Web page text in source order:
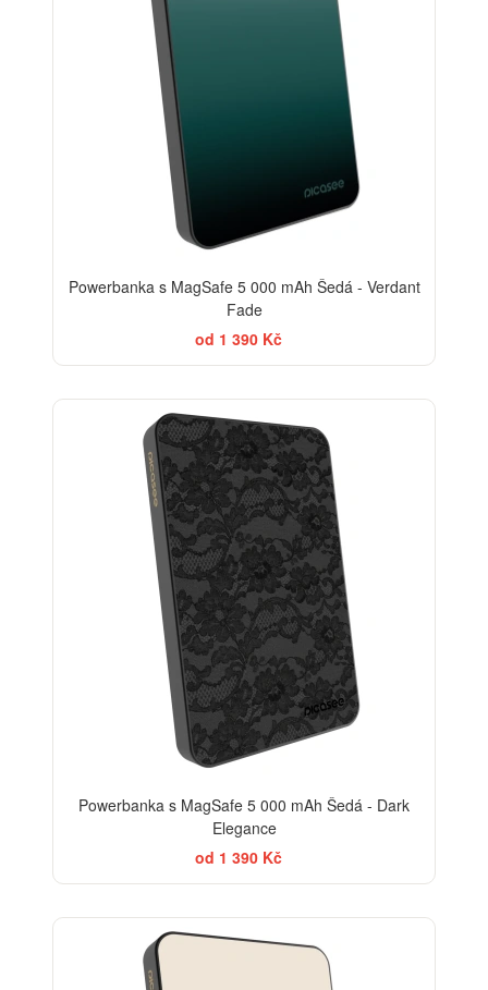
Powerbanka s MagSafe 5 000 mAh Šedá - Verdant
Fade
od 1 390 Kč
Powerbanka s MagSafe 5 000 mAh Šedá - Dark
Elegance
od 1 390 Kč